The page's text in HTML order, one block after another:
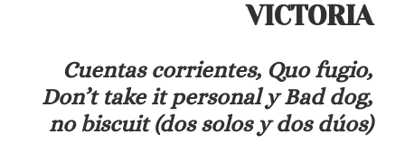
VICTORIA
Cuentas corrientes, Quo fugio,
Don’t take it personal y Bad dog,
no biscuit (dos solos y dos dúos)